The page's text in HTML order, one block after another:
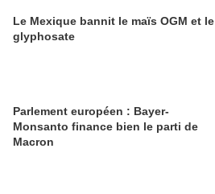
Le Mexique bannit le maïs OGM et le
glyphosate
Parlement européen : Bayer-
Monsanto finance bien le parti de
Macron